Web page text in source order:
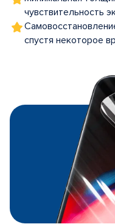
чувствительность
спустя некоторое